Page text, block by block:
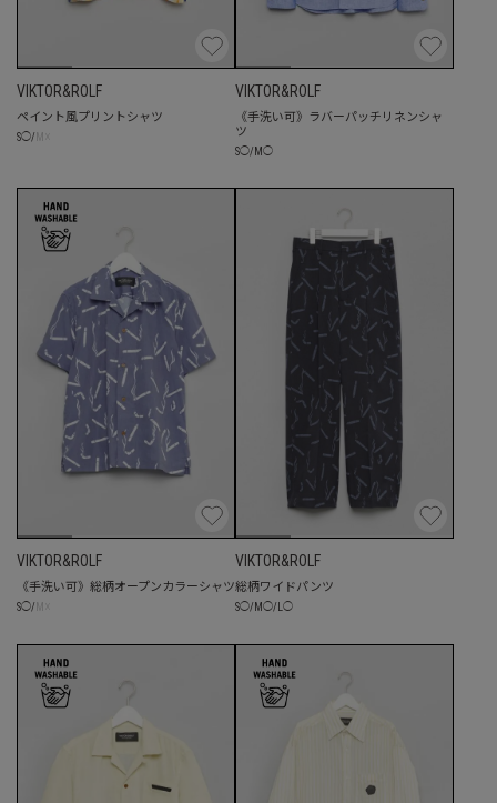
VIKTOR&ROLF
ペイント風プリントシャツ
S◯/
VIKTOR&ROLF
《手洗い可》ラバーパッチリネンシャ
ツ
S◯/ M ◯
VIKTOR&ROLF
《手洗い可》総柄オープンカラーシャツ
S◯/
VIKTOR&ROLF
総柄ワイドパンツ
S◯/ M ◯/ ◯